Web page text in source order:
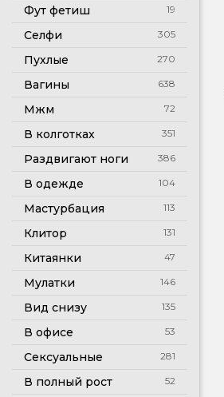
Фут фетиш 19
Селфи 305
Пухлые 270
Вагины 638
Мжм 72
В колготках 351
Раздвигают ноги 386
В одежде 104
Мастурбация 113
Клитор 131
Китаянки 47
Мулатки 146
Вид снизу 135
В офисе 53
Сексуальные 281
В полный рост 52